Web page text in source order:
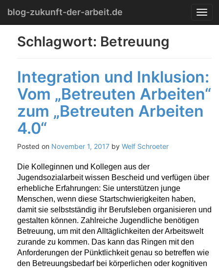
Menu
content
T
o
a
v
i
g
blog-zukunft-der-arbeit.de
Schlagwort: Betreuung
Integration und Inklusion:
Vom „Betreuten Arbeiten“
zum „Betreuten Arbeiten
4.0“
Posted on November 1, 2017 by Welf Schroeter
Die Kolleginnen und Kollegen aus der
Jugendsozialarbeit wissen Bescheid und verfügen über
erhebliche Erfahrungen: Sie unterstützen junge
Menschen, wenn diese Startschwierigkeiten haben,
damit sie selbstständig ihr Berufsleben organisieren und
gestalten können. Zahlreiche Jugendliche benötigen
Betreuung, um mit den Alltäglichkeiten der Arbeitswelt
zurande zu kommen. Das kann das Ringen mit den
Anforderungen der Pünktlichkeit genau so betreffen wie
den Betreuungsbedarf bei körperlichen oder kognitiven